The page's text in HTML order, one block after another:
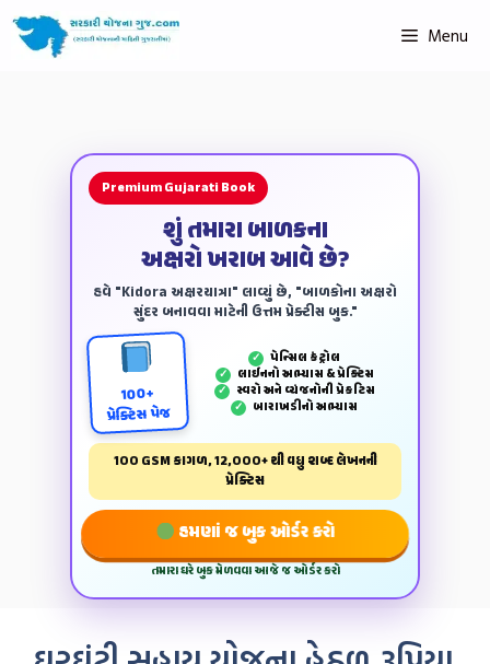
Menu
Premium Gujarati Book
શું તમારા બાળકના
અક્ષરો ખરાબ આવે છે?
હવે "Kidora અક્ષરયાત્રા" લાવ્યું છે, "બાળકોના અક્ષરો
સુંદર બનાવવા માટેની ઉત્તમ પ્રેક્ટીસ બુક."
100+
પ્રેક્ટિસ પેજ
✓ પેન્‍સિલ કંટ્રોલ
✓ લાઈનનો અભ્યાસ & પ્રેક્ટિસ
✓ સ્વરો અને વ્યંજનોની પ્રેકટિસ
✓ બારાખડીનો અભ્યાસ
100 GSM કાગળ, 12,000+ થી વધુ શબ્દ લેખનની
પ્રેક્ટિસ
હમણાં જ બુક ઓર્ડર કરો
તમારા ઘરે બુક મેળવવા આજે જ ઓર્ડર કરો